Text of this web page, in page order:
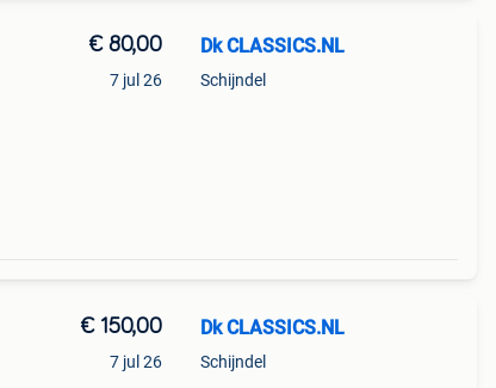
€ 80,00
7 jul 26
Dk CLASSICS.NL
Schijndel
€ 150,00
7 jul 26
Dk CLASSICS.NL
Schijndel